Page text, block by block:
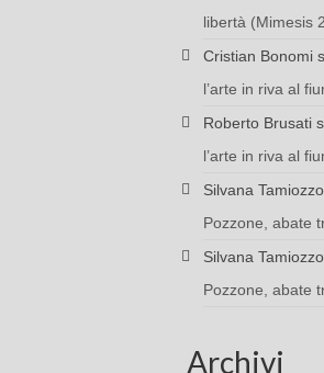
libertà (Mimesis
Cristian Bonomi
l’arte in riva al
Roberto Brusati
l’arte in riva al
Silvana Tamiozzo
Pozzone, abate
Silvana Tamiozzo
Pozzone, abate
Archivi